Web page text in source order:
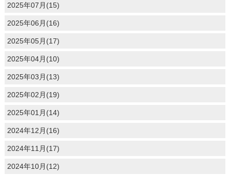
2025年07月(15)
2025年06月(16)
2025年05月(17)
2025年04月(10)
2025年03月(13)
2025年02月(19)
2025年01月(14)
2024年12月(16)
2024年11月(17)
2024年10月(12)